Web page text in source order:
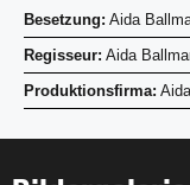
Besetzung: Aida
Regisseur: Aida
Produktionsfirma: